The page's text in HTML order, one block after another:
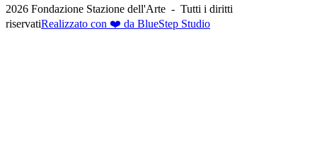
2026 Fondazione Stazione dell'Arte - Tutti i diritti
riservatiRealizzato con ❤️ da BlueStep Studio